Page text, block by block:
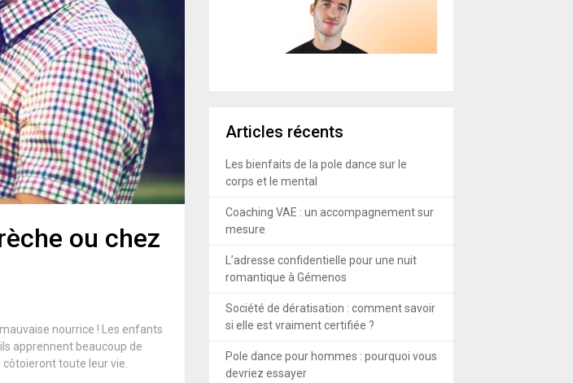
ou chez
nourrice ! Les enfants
apprennent beaucoup de
toute leur vie.
Articles récents
Les bienfaits de la pole dance sur le
corps et le mental
Coaching VAE : un accompagnement sur
mesure
L’adresse confidentielle pour une nuit
romantique à Gémenos
Société de dératisation : comment savoir
si elle est vraiment certifiée ?
Pole dance pour hommes : pourquoi vous
devriez essayer